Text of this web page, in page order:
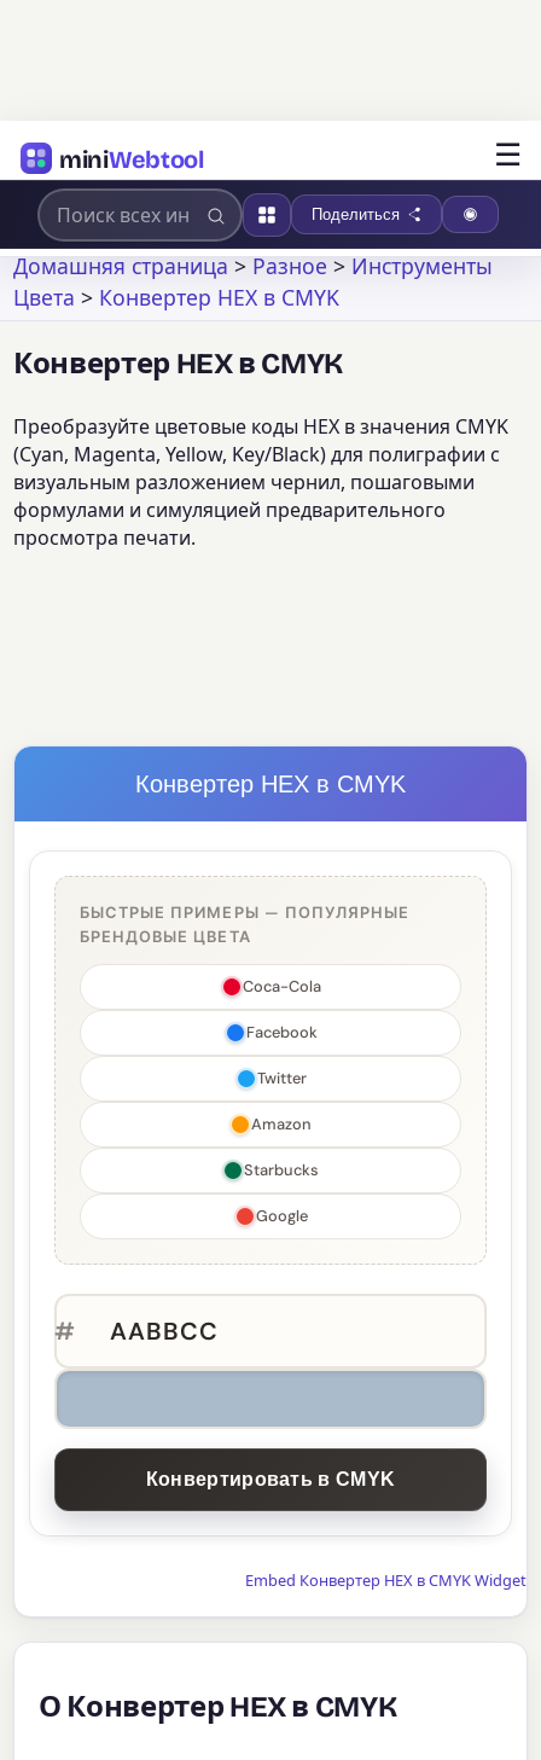
miniWebtool ☰
Поделиться
Домашняя страница>Разное>Инструменты
Цвета > Конвертер HEX в CMYK
Конвертер HEX в CMYK
Преобразуйте цветовые коды HEX в значения CMYK
(Cyan, Magenta, Yellow, Key/Black) для полиграфии с
визуальным разложением чернил, пошаговыми
формулами и симуляцией предварительного
просмотра печати.
Конвертер HEX в CMYK
БЫСТРЫЕ ПРИМЕРЫ — ПОПУЛЯРНЫЕ
БРЕНДОВЫЕ ЦВЕТА
Coca-Cola
Facebook
Twitter
Amazon
Starbucks
Google
#
Конвертировать в CMYK
Embed Конвертер HEX в CMYK Widget
О Конвертер HEX в CMYK